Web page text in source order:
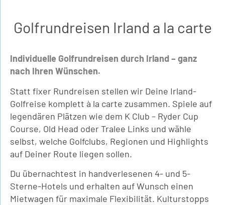
Golfrundreisen Irland a la carte
Individuelle Golfrundreisen durch Irland – ganz
nach Ihren Wünschen.
Statt fixer Rundreisen stellen wir Deine Irland-
Golfreise komplett à la carte zusammen. Spiele auf
legendären Plätzen wie dem K Club – Ryder Cup
Course, Old Head oder Tralee Links und wähle
selbst, welche Golfclubs, Regionen und Highlights
auf Deiner Route liegen sollen.
Du übernachtest in handverlesenen 4- und 5-
Sterne-Hotels und erhalten auf Wunsch einen
Mietwagen für maximale Flexibilität. Kulturstopps